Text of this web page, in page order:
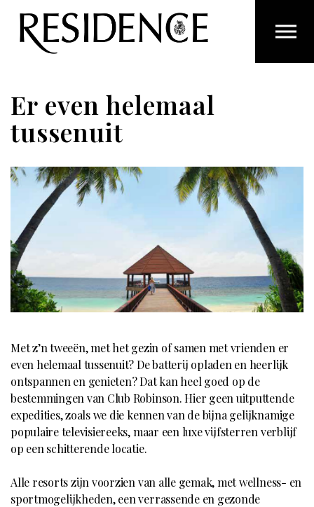
Overslaan en ga direct naar de inhoud
Er even helemaal
tussenuit
Met z’n tweeën, met het gezin of samen met vrienden er
even helemaal tussenuit? De batterij opladen en heerlijk
ontspannen en genieten? Dat kan heel goed op de
bestemmingen van Club Robinson. Hier geen uitputtende
expedities, zoals we die kennen van de bijna gelijknamige
populaire televisiereeks, maar een luxe vijfsterren verblijf
op een schitterende locatie.
Alle resorts zijn voorzien van alle gemak, met wellness- en
sportmogelijkheden, een verrassende en gezonde